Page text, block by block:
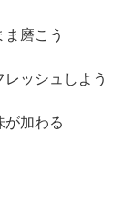
磨こう
ッシュしよう
が加わる